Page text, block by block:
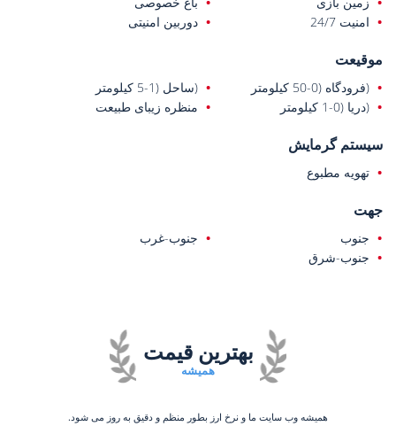
امنیت 24/7
دوربین امنیتی
موقیعت
(فرودگاه (0-50 کیلومتر
(ساحل (1-5 کیلومتر
(دریا (0-1 کیلومتر
منظره زیبای طبیعت
سیستم گرمایش
تهویه مطبوع
جهت
جنوب
جنوب-غرب
جنوب-شرق
همیشه
بهترین قیمت
همیشه وب سایت ما و نرخ ارز بطور منظم و دقیق به روز می شود.